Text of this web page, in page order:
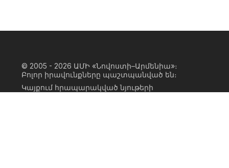
© 2005 - 2026 ԱՄԻ «Նովոստի–Արմենիա»։
Բոլոր իրավունքները պաշտպանված են։
Կայքում հրապարակված նյութերի